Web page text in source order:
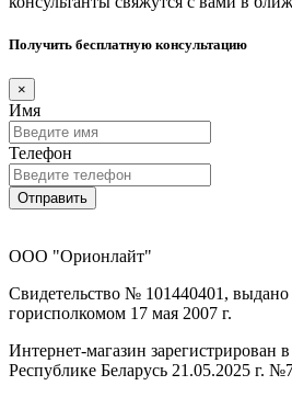
Получить бесплатную консультацию
×
Имя
Телефон
Отправить
ООО "Орионлайт"
Свидетельство № 101440401,
горисполкомом 17 мая 2007 г.
Интернет-магазин зарегистрирован
Республике Беларусь 21.05.2025 г.